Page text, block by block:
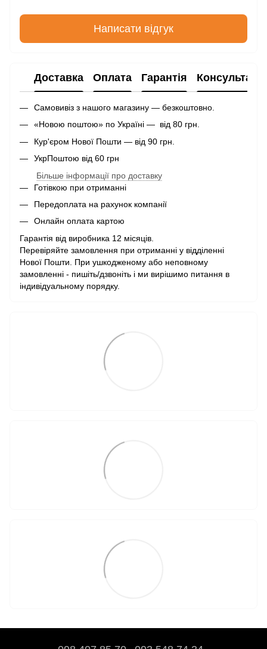
Написати відгук
Доставка Оплата Гарантія Консультація
Самовивіз з нашого магазину — безкоштовно.
«Новою поштою» по Україні — від 80 грн.
Кур'єром Нової Пошти — від 90 грн.
УкрПоштою від 60 грн
Більше інформації про доставку
Готівкою при отриманні
Передоплата на рахунок компанії
Онлайн оплата картою
Гарантія від виробника 12 місяців.
Перевіряйте замовлення при отриманні у відділенні
Нової Пошти. При ушкодженому або неповному
замовленні - пишіть/дзвоніть і ми вирішимо питання в
індивідуальному порядку.